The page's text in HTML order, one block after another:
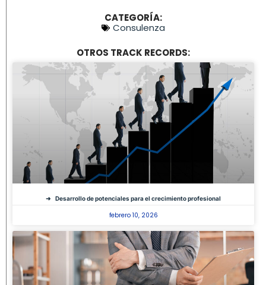
CATEGORÍA:
Consulenza
OTROS TRACK RECORDS:
Desarrollo de potenciales para el crecimiento profesional
febrero 10, 2026